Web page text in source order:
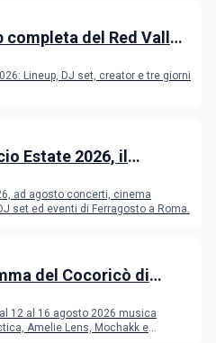
completa del Red Valley
Lineup, DJ set, creator e tre giorni
Estate 2026, il
ad agosto concerti, cinema
set ed eventi di Ferragosto a Roma.
del Cocoricò di
12 al 16 agosto 2026 musica
Amelie Lens, Mochakk e